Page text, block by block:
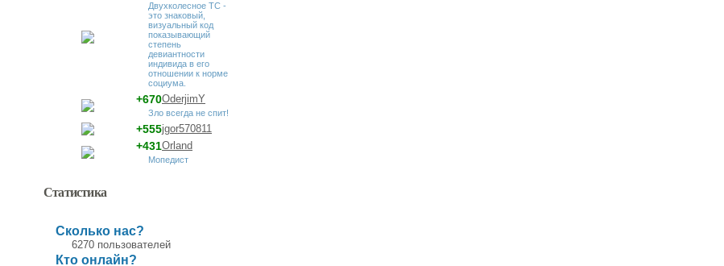
Двухколесное ТС -
это знаковый,
визуальный код
показывающий
степень
девиантности
индивида в его
отношении к норме
социума.
OderjimY
+670
Зло всегда не спит!
jgor570811
+555
Orland
+431
Мопедист
Статистика
Сколько нас?
6270 пользователей
Кто онлайн?